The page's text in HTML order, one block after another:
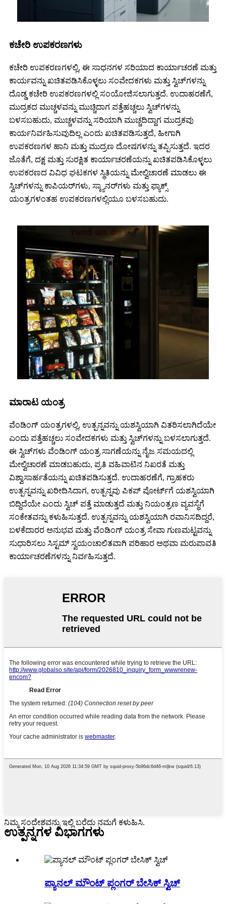
ಕಚೇರಿ ಉಪಕರಣಗಳು
ಕಚೇರಿ ಉಪಕರಣಗಳಲ್ಲಿ, ಈ ಸಾಧನಗಳ ಸರಿಯಾದ ಕಾರ್ಯಾಚರಣೆ ಮತ್ತು
ಕಾರ್ಯವನ್ನು ಖಚಿತಪಡಿಸಿಕೊಳ್ಳಲು ಸಂವೇದಕಗಳು ಮತ್ತು ಸ್ವಿಚ್‌ಗಳನ್ನು
ದೊಡ್ಡ ಕಚೇರಿ ಉಪಕರಣಗಳಲ್ಲಿ ಸಂಯೋಜಿಸಲಾಗುತ್ತದೆ. ಉದಾಹರಣೆಗೆ,
ಮುದ್ರಕದ ಮುಚ್ಚಳವನ್ನು ಮುಚ್ಚಿದಾಗ ಪತ್ತೆಹಚ್ಚಲು ಸ್ವಿಚ್‌ಗಳನ್ನು
ಬಳಸಬಹುದು, ಮುಚ್ಚಳವನ್ನು ಸರಿಯಾಗಿ ಮುಚ್ಚದಿದ್ದಾಗ ಮುದ್ರಕವು
ಕಾರ್ಯನಿರ್ವಹಿಸುವುದಿಲ್ಲ ಎಂದು ಖಚಿತಪಡಿಸುತ್ತದೆ, ಹೀಗಾಗಿ
ಉಪಕರಣಗಳ ಹಾನಿ ಮತ್ತು ಮುದ್ರಣ ದೋಷಗಳನ್ನು ತಪ್ಪಿಸುತ್ತದೆ. ಇದರ
ಜೊತೆಗೆ, ದಕ್ಷ ಮತ್ತು ಸುರಕ್ಷಿತ ಕಾರ್ಯಾಚರಣೆಯನ್ನು ಖಚಿತಪಡಿಸಿಕೊಳ್ಳಲು
ಉಪಕರಣದ ವಿವಿಧ ಘಟಕಗಳ ಸ್ಥಿತಿಯನ್ನು ಮೇಲ್ವಿಚಾರಣೆ ಮಾಡಲು ಈ
ಸ್ವಿಚ್‌ಗಳನ್ನು ಕಾಪಿಯರ್‌ಗಳು, ಸ್ಕ್ಯಾನರ್‌ಗಳು ಮತ್ತು ಫ್ಯಾಕ್ಸ್
ಯಂತ್ರಗಳಂತಹ ಉಪಕರಣಗಳಲ್ಲಿಯೂ ಬಳಸಬಹುದು.
ಮಾರಾಟ ಯಂತ್ರ
ವೆಂಡಿಂಗ್ ಯಂತ್ರಗಳಲ್ಲಿ, ಉತ್ಪನ್ನವನ್ನು ಯಶಸ್ವಿಯಾಗಿ ವಿತರಿಸಲಾಗಿದೆಯೇ
ಎಂದು ಪತ್ತೆಹಚ್ಚಲು ಸಂವೇದಕಗಳು ಮತ್ತು ಸ್ವಿಚ್‌ಗಳನ್ನು ಬಳಸಲಾಗುತ್ತದೆ.
ಈ ಸ್ವಿಚ್‌ಗಳು ವೆಂಡಿಂಗ್ ಯಂತ್ರ ಸಾಗಣೆಯನ್ನು ನೈಜ ಸಮಯದಲ್ಲಿ
ಮೇಲ್ವಿಚಾರಣೆ ಮಾಡಬಹುದು, ಪ್ರತಿ ವಹಿವಾಟಿನ ನಿಖರತೆ ಮತ್ತು
ವಿಶ್ವಾಸಾರ್ಹತೆಯನ್ನು ಖಚಿತಪಡಿಸುತ್ತದೆ. ಉದಾಹರಣೆಗೆ, ಗ್ರಾಹಕರು
ಉತ್ಪನ್ನವನ್ನು ಖರೀದಿಸಿದಾಗ, ಉತ್ಪನ್ನವು ಪಿಕಪ್ ಪೋರ್ಟ್‌ಗೆ ಯಶಸ್ವಿಯಾಗಿ
ಬಿದ್ದಿದೆಯೇ ಎಂದು ಸ್ವಿಚ್ ಪತ್ತೆ ಮಾಡುತ್ತದೆ ಮತ್ತು ನಿಯಂತ್ರಣ ವ್ಯವಸ್ಥೆಗೆ
ಸಂಕೇತವನ್ನು ಕಳುಹಿಸುತ್ತದೆ. ಉತ್ಪನ್ನವನ್ನು ಯಶಸ್ವಿಯಾಗಿ ರವಾನಿಸದಿದ್ದರೆ,
ಬಳಕೆದಾರರ ಅನುಭವ ಮತ್ತು ವೆಂಡಿಂಗ್ ಯಂತ್ರ ಸೇವಾ ಗುಣಮಟ್ಟವನ್ನು
ಸುಧಾರಿಸಲು ಸಿಸ್ಟಮ್ ಸ್ವಯಂಚಾಲಿತವಾಗಿ ಪರಿಹಾರ ಅಥವಾ ಮರುಪಾವತಿ
ಕಾರ್ಯಾಚರಣೆಗಳನ್ನು ನಿರ್ವಹಿಸುತ್ತದೆ.
ನಿಮ್ಮ ಸಂದೇಶವನ್ನು ಇಲ್ಲಿ ಬರೆದು ನಮಗೆ ಕಳುಹಿಸಿ.
ಉತ್ಪನ್ನಗಳ ವಿಭಾಗಗಳು
ಪ್ಯಾನಲ್ ಮೌಂಟ್ ಪ್ಲಂಗರ್ ಬೇಸಿಕ್ ಸ್ವಿಚ್